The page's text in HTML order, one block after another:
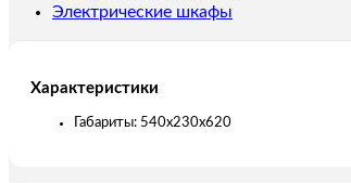
Электрические шкафы
Характеристики
Габариты: 540х230х620